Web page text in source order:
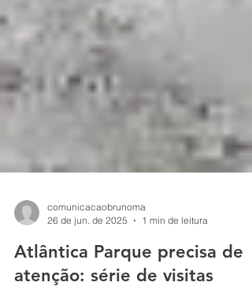
comunicacaobrunoma
26 de jun. de 2025
1 min de leitura
Atlântica Parque precisa de